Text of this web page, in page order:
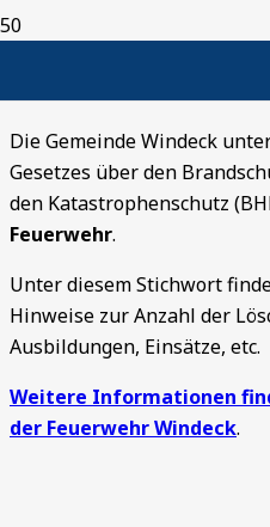
Die Gemeinde Windeck
Gesetzes über den
den Katastrophenschutz
Feuerwehr.
Unter diesem Stichwort
Hinweise zur Anzahl der
Ausbildungen, Einsätze, etc.
Weitere Informationen
der Feuerwehr Windeck.